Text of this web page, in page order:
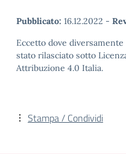
Pubblicato: 16.12.2022 -
Eccetto dove
stato rilasciato sotto
Attribuzione 4.0 Italia.
Stampa / Condividi